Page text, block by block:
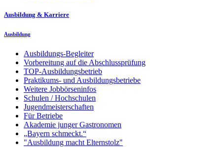
Ausbildung & Karriere
Ausbildung
Ausbildungs-Begleiter
Vorbereitung auf die Abschlussprüfung
TOP-Ausbildungsbetrieb
Praktikums- und Ausbildungsbetriebe
Weitere Jobbörseninfos
Schulen / Hochschulen
Jugendmeisterschaften
Für Betriebe
Akademie junger Gastronomen
„Bayern schmeckt.“
"Ausbildung macht Elternstolz"